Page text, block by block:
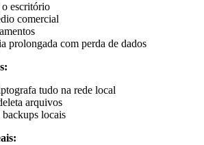
escritório
comercial
prolongada com perda de dados
tudo na rede local
arquivos
locais